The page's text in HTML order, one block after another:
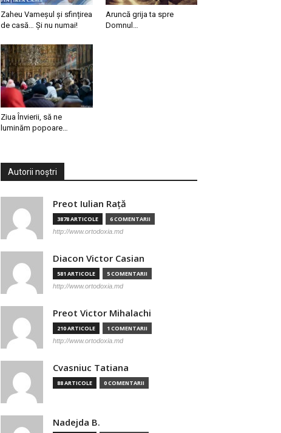
Zaheu Vameșul și sfințirea
de casă… Și nu numai!
Aruncă grija ta spre
Domnul…
Ziua Învierii, să ne
luminăm popoare…
Autorii noștri
Preot Iulian Raţă
3878 ARTICOLE 6 COMENTARII
http://www.ortodoxia.md
Diacon Victor Casian
581 ARTICOLE 5 COMENTARII
http://www.ortodoxia.md
Preot Victor Mihalachi
210 ARTICOLE 1 COMENTARII
http://www.ortodoxia.md
Cvasniuc Tatiana
88 ARTICOLE 0 COMENTARII
Nadejda B.